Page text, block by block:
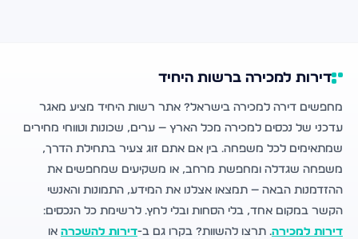
דירות למכירה ברשות היחיד
מחפשים דירה למכירה בישראל? אתר רשות היחיד מציע מאגר
עדכני של נכסים למכירה מכל הארץ — ערים, שכונות וטווחי מחירים
שמתאימים לכל משפחה. בין אם אתם זוג צעיר בתחילת הדרך,
משפחה שגדלה ומחפשת מרחב, או משקיעים שמחפשים את
ההזדמנות הבאה — תמצאו אצלנו את המידע, התמונות והאנשי
הקשר במקום אחד, בלי הסחות ובלי לחץ. לרשימת כל הנכסים:
דירות למכירה. תרצו להשוות? בקרו גם ב-דירות להשכרה או